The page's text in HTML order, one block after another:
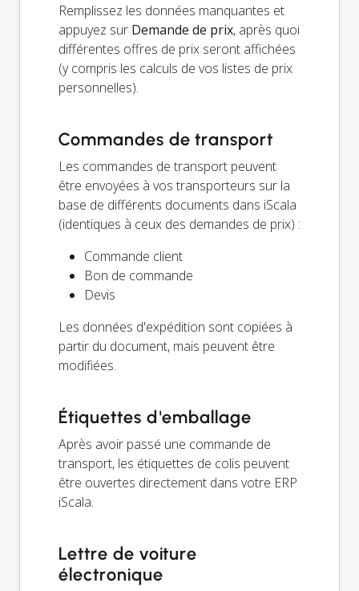
Remplissez les données manquantes et
appuyez sur Demande de prix, après quoi
différentes offres de prix seront affichées
(y compris les calculs de vos listes de prix
personnelles).
Commandes de transport
Les commandes de transport peuvent
être envoyées à vos transporteurs sur la
base de différents documents dans iScala
(identiques à ceux des demandes de prix) :
Commande client
Bon de commande
Devis
Les données d'expédition sont copiées à
partir du document, mais peuvent être
modifiées.
Étiquettes d'emballage
Après avoir passé une commande de
transport, les étiquettes de colis peuvent
être ouvertes directement dans votre ERP
iScala.
Lettre de voiture
électronique